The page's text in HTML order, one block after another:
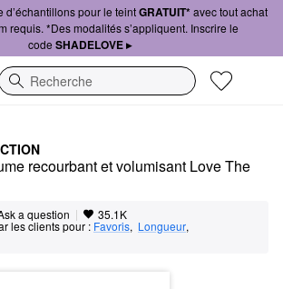
d’échantillons pour le teintGRATUIT*avec tout achat
requis. *Des modalités s’appliquent. Inscrire le
code SHADELOVE ▸
recourbant et volumisant Love The
a question | 35.1K
les clients pour : Favoris, Longueur,